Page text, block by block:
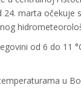
marta očekuje
od 6 do 11
u